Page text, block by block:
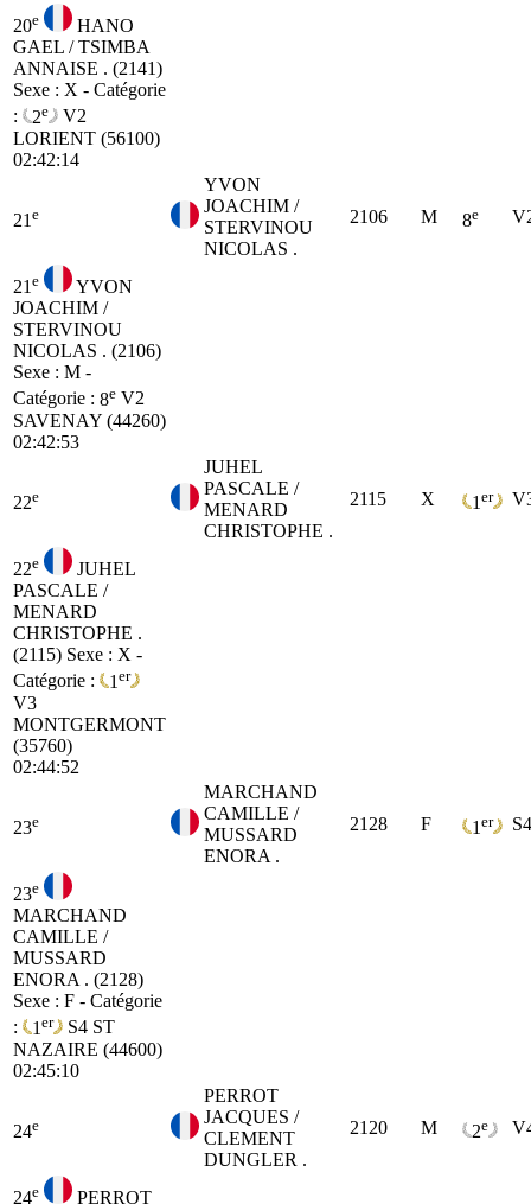
20e
HANO
GAEL / TSIMBA
ANNAISE . (2141)
Sexe : X - Catégorie
:
2e
V2
LORIENT (56100)
02:42:14
21 e
YVON
JOACHIM /
STERVINOU
NICOLAS .
2106 M 8e
21 e
YVON
JOACHIM /
STERVINOU
NICOLAS . (2106)
Sexe : M -
Catégorie : 8e V2
SAVENAY (44260)
02:42:53
22e
JUHEL
PASCALE /
MENARD
CHRISTOPHE .
2115 X 1 er
22e
JUHEL
PASCALE /
MENARD
CHRISTOPHE .
(2115) Sexe : X -
Catégorie :
1 er
V3
MONTGERMONT
(35760)
02:44:52
23e
MARCHAND
CAMILLE /
MUSSARD
ENORA .
2128 F 1 er S4
23e
MARCHAND
CAMILLE /
MUSSARD
ENORA . (2128)
Sexe : F - Catégorie
:
1 er S4 ST
NAZAIRE (44600)
02:45:10
24e
PERROT
JACQUES /
CLEMENT
DUNGLER .
2120 M 2e
24e PERROT